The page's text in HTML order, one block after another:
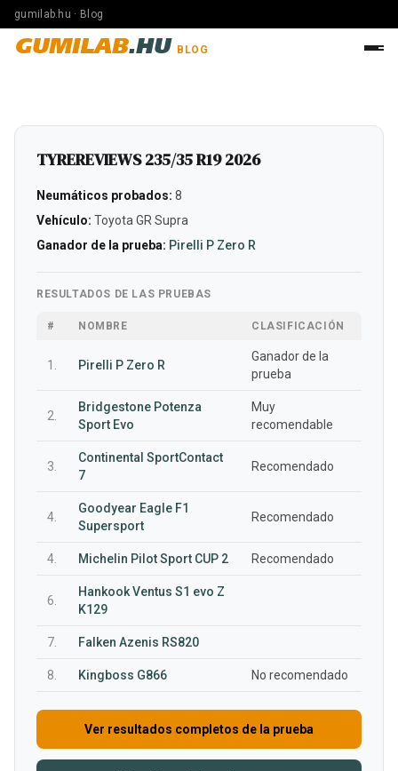
gumilab.hu · Blog
GUMILAB.HU BLOG
TYREREVIEWS 235/35 R19 2026
Neumáticos probados: 8
Vehículo: Toyota GR Supra
Ganador de la prueba: Pirelli P Zero R
RESULTADOS DE LAS PRUEBAS
# NOMBRE CLASIFICACIÓN
1. Pirelli P Zero R
Ganador de la
prueba
2.
Bridgestone Potenza
Sport Evo
Muy
recomendable
3.
Continental SportContact
7
Recomendado
4.
Goodyear Eagle F1
Supersport
Recomendado
4. Michelin Pilot Sport CUP 2 Recomendado
6.
Hankook Ventus S1 evo Z
K129
7. Falken Azenis RS820
8. Kingboss G866 No recomendado
Ver resultados completos de la prueba